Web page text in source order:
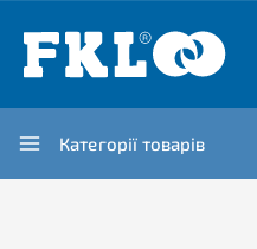
Категорії товарів